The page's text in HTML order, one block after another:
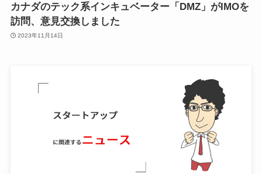
カナダのテック系インキュベーター「DMZ」がIMOを
訪問、意見交換しました
2023年11月14日